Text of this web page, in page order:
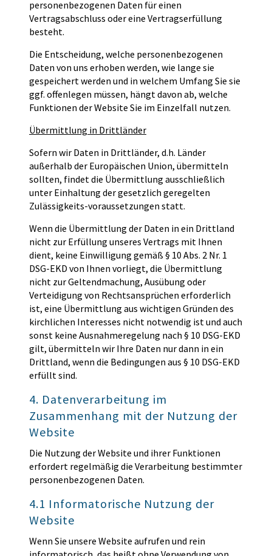
personenbezogenen Daten für einen
Vertragsabschluss oder eine Vertragserfüllung
besteht.
Die Entscheidung, welche personenbezogenen
Daten von uns erhoben werden, wie lange sie
gespeichert werden und in welchem Umfang Sie sie
ggf. offenlegen müssen, hängt davon ab, welche
Funktionen der Website Sie im Einzelfall nutzen.
Übermittlung in Drittländer
Sofern wir Daten in Drittländer, d.h. Länder
außerhalb der Europäischen Union, übermitteln
sollten, findet die Übermittlung ausschließlich
unter Einhaltung der gesetzlich geregelten
Zulässigkeits-voraussetzungen statt.
Wenn die Übermittlung der Daten in ein Drittland
nicht zur Erfüllung unseres Vertrags mit Ihnen
dient, keine Einwilligung gemäß § 10 Abs. 2 Nr. 1
DSG-EKD von Ihnen vorliegt, die Übermittlung
nicht zur Geltendmachung, Ausübung oder
Verteidigung von Rechtsansprüchen erforderlich
ist, eine Übermittlung aus wichtigen Gründen des
kirchlichen Interesses nicht notwendig ist und auch
sonst keine Ausnahmeregelung nach § 10 DSG-EKD
gilt, übermitteln wir Ihre Daten nur dann in ein
Drittland, wenn die Bedingungen aus § 10 DSG-EKD
erfüllt sind.
4. Datenverarbeitung im
Zusammenhang mit der Nutzung der
Website
Die Nutzung der Website und ihrer Funktionen
erfordert regelmäßig die Verarbeitung bestimmter
personenbezogenen Daten.
4.1 Informatorische Nutzung der
Website
Wenn Sie unsere Website aufrufen und rein